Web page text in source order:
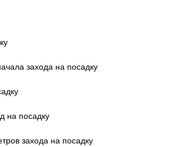
захода на посадку
на посадку
захода на посадку